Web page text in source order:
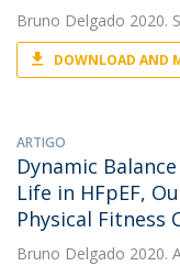
Bruno Delgado 2020.
DOWNLOAD AND
ARTIGO
Dynamic
Life in HFpEF,
Physical Fitness
Bruno Delgado 2020.